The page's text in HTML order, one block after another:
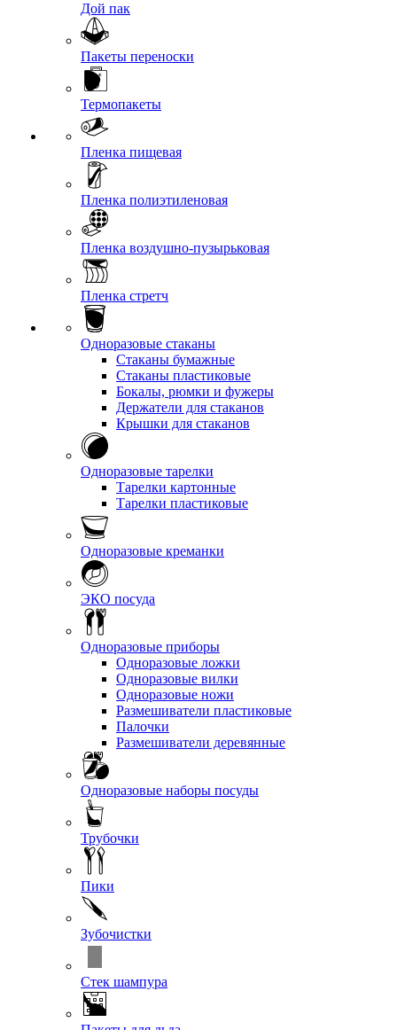
Дой пак
Пакеты переноски
Термопакеты
Пленка пищевая
Пленка полиэтиленовая
Пленка воздушно-пузырьковая
Пленка стретч
Одноразовые стаканы
Стаканы бумажные
Стаканы пластиковые
Бокалы, рюмки и фужеры
Держатели для стаканов
Крышки для стаканов
Одноразовые тарелки
Тарелки картонные
Тарелки пластиковые
Одноразовые креманки
ЭКО посуда
Одноразовые приборы
Одноразовые ложки
Одноразовые вилки
Одноразовые ножи
Размешиватели пластиковые
Палочки
Размешиватели деревянные
Одноразовые наборы посуды
Трубочки
Пики
Зубочистки
Стек шампура